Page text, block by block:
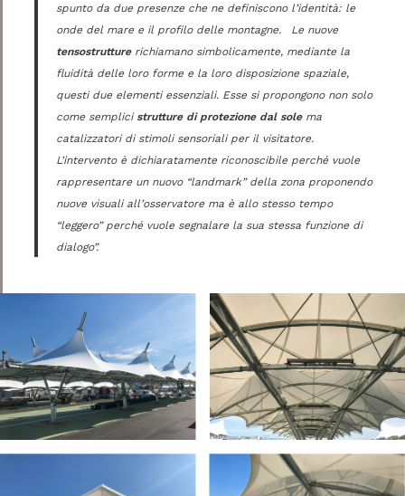
spunto da due presenze che ne definiscono l’identità: le
onde del mare e il profilo delle montagne. Le nuove
tensostrutturerichiamano simbolicamente, mediante la
fluidità delle loro forme e la loro disposizione spaziale,
questi due elementi essenziali. Esse si propongono non solo
come semplici strutture di protezione dal solema
catalizzatori di stimoli sensoriali per il visitatore.
L’intervento è dichiaratamente riconoscibile perché vuole
rappresentare un nuovo “landmark” della zona proponendo
nuove visuali all’osservatore ma è allo stesso tempo
“leggero” perché vuole segnalare la sua stessa funzione di
dialogo”.